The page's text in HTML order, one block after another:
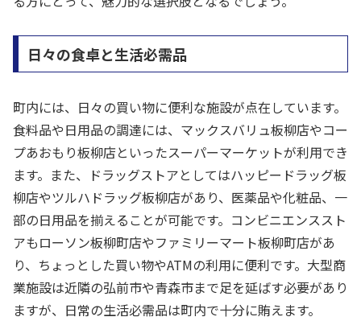
日々の食卓と生活必需品
町内には、日々の買い物に便利な施設が点在しています。
食料品や日用品の調達には、マックスバリュ板柳店やコー
プあおもり板柳店といったスーパーマーケットが利用でき
ます。また、ドラッグストアとしてはハッピードラッグ板
柳店やツルハドラッグ板柳店があり、医薬品や化粧品、一
部の日用品を揃えることが可能です。コンビニエンススト
アもローソン板柳町店やファミリーマート板柳町店があ
り、ちょっとした買い物やATMの利用に便利です。大型商
業施設は近隣の弘前市や青森市まで足を延ばす必要があり
ますが、日常の生活必需品は町内で十分に賄えます。